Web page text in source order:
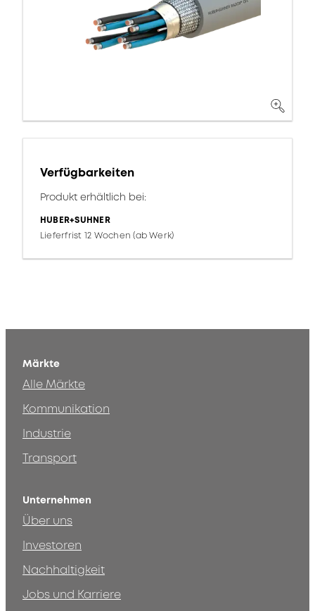
Verfügbarkeiten
Produkt erhältlich bei:
HUBER+SUHNER
Lieferfrist 12 Wochen (ab Werk)
Märkte
Alle Märkte
Kommunikation
Industrie
Transport
Unternehmen
Über uns
Investoren
Nachhaltigkeit
Jobs und Karriere